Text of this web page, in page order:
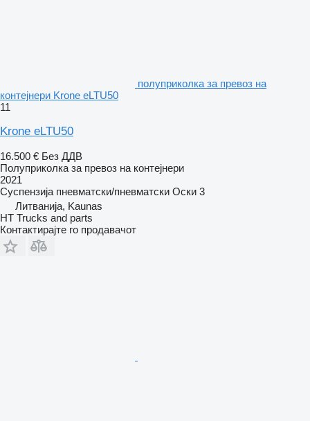
полуприколка за превоз на
контејнери Krone eLTU50
11
Krone eLTU50
16.500 € Без ДДВ
Полуприколка за превоз на контејнери
2021
Суспензија пневматски/пневматски Оски 3
Литванија, Kaunas
HT Trucks and parts
Контактирајте го продавачот